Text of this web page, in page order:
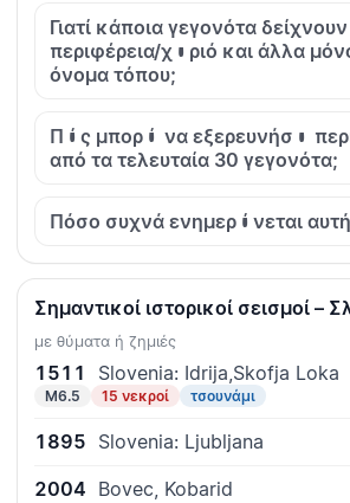
Γιατί κάποια γεγονότα
περιφέρεια/χωριό και άλλα
όνομα τόπου;
Πώς μπορώ να εξερευνήσω
από τα τελευταία 30 γεγονότα;
Πόσο συχνά ενημερώνεται
Σημαντικοί ιστορικοί σεισμοί –
με θύματα ή ζημιές
1511 Slovenia: Idrija,Skofja Loka
M6.5 15 νεκροί τσουνάμι
1895 Slovenia: Ljubljana
2004 Bovec, Kobarid